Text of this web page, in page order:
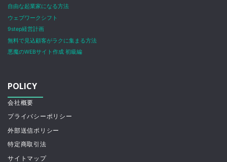
自由な起業家になる方法
ウェブワークシフト
9step経営計画
無料で見込顧客がラクに集まる方法
悪魔のWEBサイト作成 初級編
POLICY
会社概要
プライバシーポリシー
外部送信ポリシー
特定商取引法
サイトマップ